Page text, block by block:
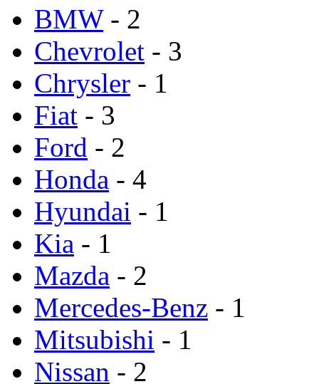
BMW- 2
Chevrolet - 3
Chrysler - 1
Fiat - 3
Ford - 2
Honda - 4
Hyundai - 1
Kia - 1
Mazda - 2
Mercedes-Benz - 1
Mitsubishi - 1
Nissan - 2